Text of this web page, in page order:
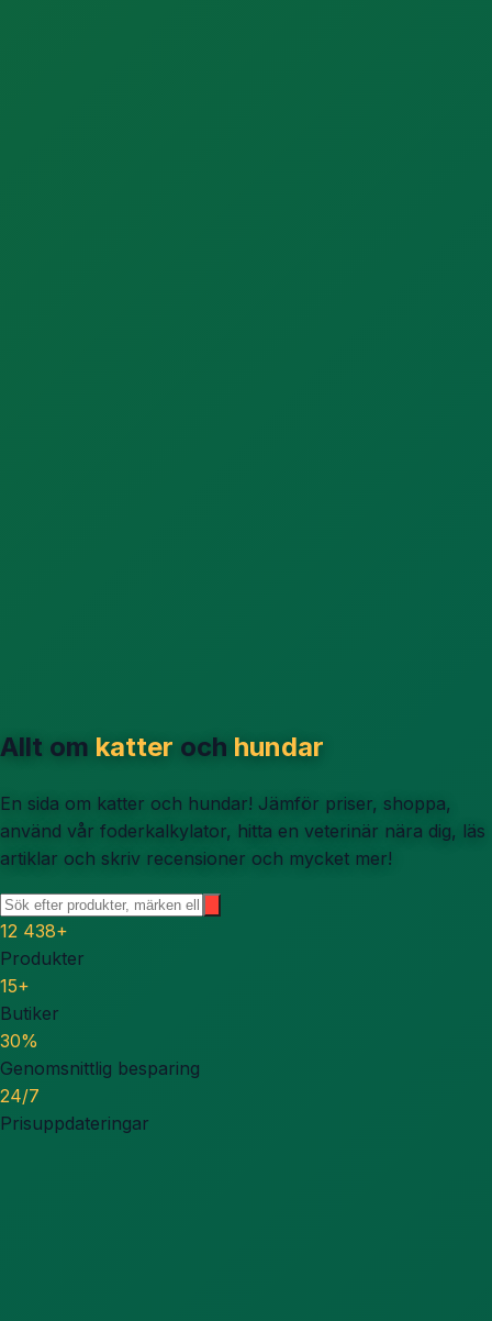
Allt om katter och hundar
En sida om katter och hundar! Jämför priser, shoppa,
använd vår foderkalkylator, hitta en veterinär nära dig, läs
artiklar och skriv recensioner och mycket mer!
12 438+
Produkter
15+
Butiker
30%
Genomsnittlig besparing
24/7
Prisuppdateringar